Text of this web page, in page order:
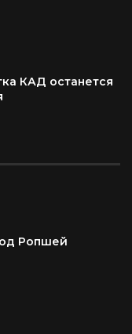
КАД останется
Ропшей